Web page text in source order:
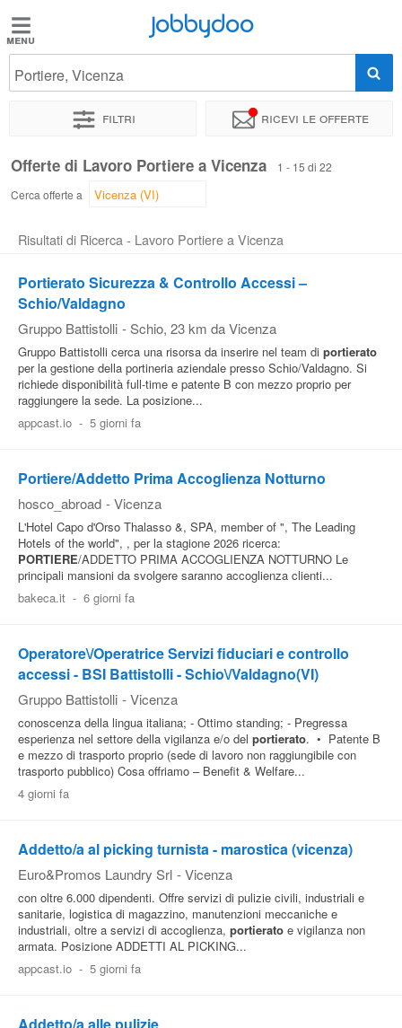
Jobbydoo
Offerte
Stipendi
Elenco
professioni
Blog
Pubblica
Area
Aziende
Jobbydoo
Portiere, Vicenza
Filtri Ricevi le offerte
Offerte di Lavoro Portiere a Vicenza
1 - 15 di 22
Cerca offerte a
Risultati di Ricerca - Lavoro Portiere a Vicenza
Portierato Sicurezza & Controllo Accessi –
Schio/Valdagno
Gruppo Battistolli - Schio, 23 km da Vicenza
Gruppo Battistolli cerca una risorsa da inserire nel team di portierato
per la gestione della portineria aziendale presso Schio/Valdagno. Si
richiede disponibilità full-time e patente B con mezzo proprio per
raggiungere la sede. La posizione...
appcast.io - 5 giorni fa
Portiere/Addetto Prima Accoglienza Notturno
hosco_abroad - Vicenza
L'Hotel Capo d'Orso Thalasso &, SPA, member of ", The Leading
Hotels of the world", , per la stagione 2026 ricerca:
PORTIERE/ADDETTO PRIMA ACCOGLIENZA NOTTURNO Le
principali mansioni da svolgere saranno accoglienza clienti...
bakeca.it - 6 giorni fa
Operatore\/Operatrice Servizi fiduciari e controllo
accessi - BSI Battistolli - Schio\/Valdagno(VI)
Gruppo Battistolli - Vicenza
conoscenza della lingua italiana; - Ottimo standing; - Pregressa
esperienza nel settore della vigilanza e/o del portierato. • Patente B
e mezzo di trasporto proprio (sede di lavoro non raggiungibile con
trasporto pubblico) Cosa offriamo – Benefit & Welfare...
4 giorni fa
Addetto/a al picking turnista - marostica (vicenza)
Euro&Promos Laundry Srl - Vicenza
con oltre 6.000 dipendenti. Offre servizi di pulizie civili, industriali e
sanitarie, logistica di magazzino, manutenzioni meccaniche e
industriali, oltre a servizi di accoglienza, portierato e vigilanza non
armata. Posizione ADDETTI AL PICKING...
appcast.io - 5 giorni fa